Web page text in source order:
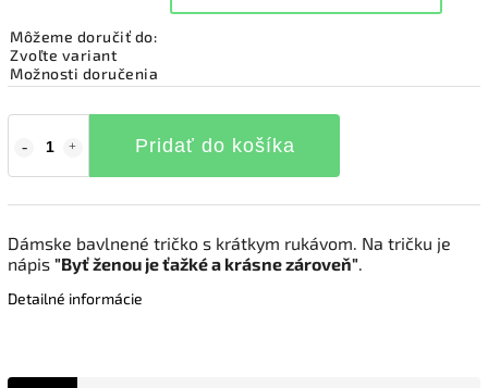
Môžeme doručiť do:
Zvoľte variant
Možnosti doručenia
Pridať do košíka
Dámske bavlnené tričko s krátkym rukávom. Na tričku je
nápis "Byť ženou je ťažké a krásne zároveň".
Detailné informácie